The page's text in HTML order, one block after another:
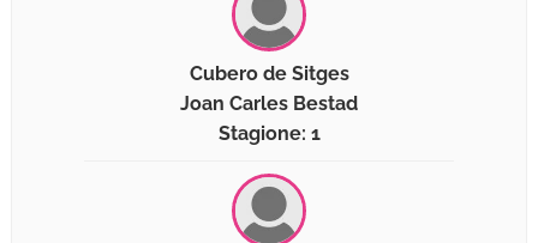
Cubero de Sitges
Joan Carles Bestad
Stagione: 1